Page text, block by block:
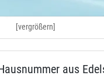
[vergrößern]
aus